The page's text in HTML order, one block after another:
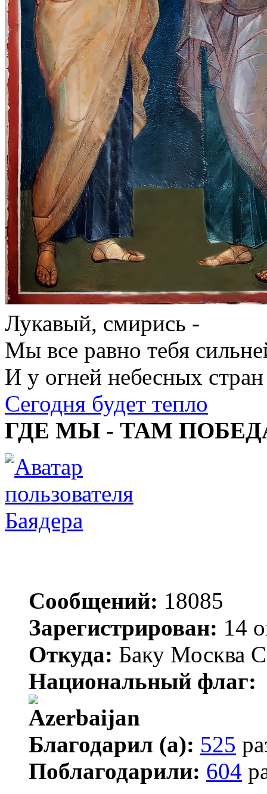
Лукавый, смирись -
Мы все равно тебя
И у огней небесных стран
Сегодня будет тепло
ГДЕ МЫ - ТАМ
Баядера
Сообщений: 18085
Зарегистрирован: 14
Откуда: Баку Москва
Национальный флаг:
Благодарил (а): 525
Поблагодарили: 604